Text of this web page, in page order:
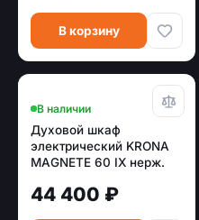
В корзину
В наличии
Духовой шкаф
электрический KRONA
MAGNETE 60 IX нерж.
44 400 ₽